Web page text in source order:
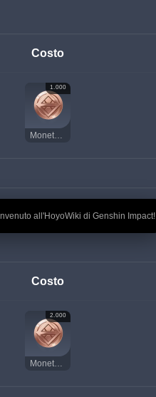
all'HoyoWiki di Genshin Impact!
Costo
1.000
Moneta della fortuna
Costo
2.000
Moneta della fortuna